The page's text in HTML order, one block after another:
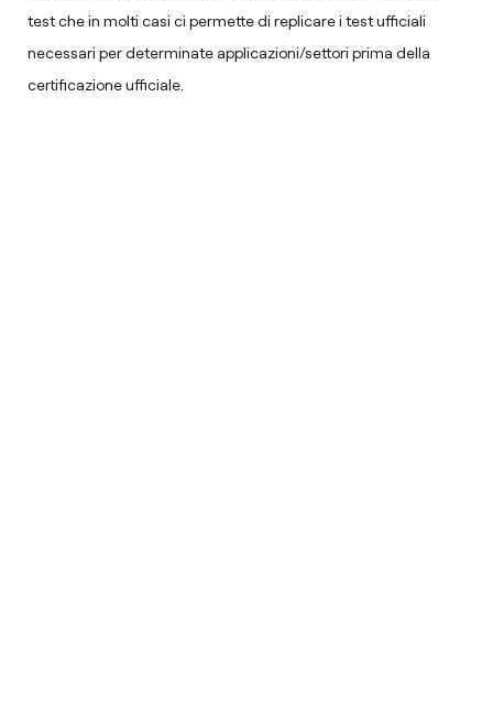
test che in molti casi ci permette di replicare i test ufficiali
necessari per determinate applicazioni/settori prima della
certificazione ufficiale.